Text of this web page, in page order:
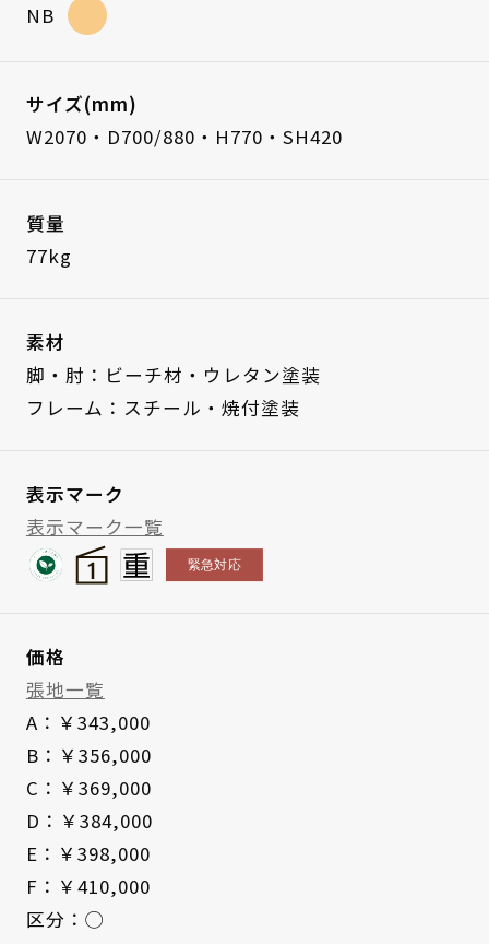
NB
サイズ(mm)
W2070・D700/880・H770・SH420
質量
77kg
素材
脚・肘：ビーチ材・ウレタン塗装
フレーム：スチール・焼付塗装
表示マーク
表示マーク一覧
価格
張地一覧
A：￥343,000
B：￥356,000
C：￥369,000
D：￥384,000
E：￥398,000
F：￥410,000
区分：◯